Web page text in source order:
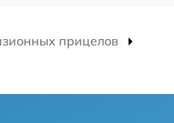
прицелов